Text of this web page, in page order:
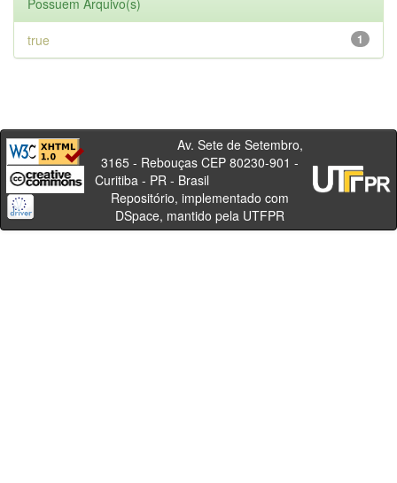
Possuem Arquivo(s)
1
true
Av. Sete de Setembro,
3165 - Rebouças CEP 80230-901 -
Curitiba - PR - Brasil
Repositório, implementado com
DSpace, mantido pela UTFPR